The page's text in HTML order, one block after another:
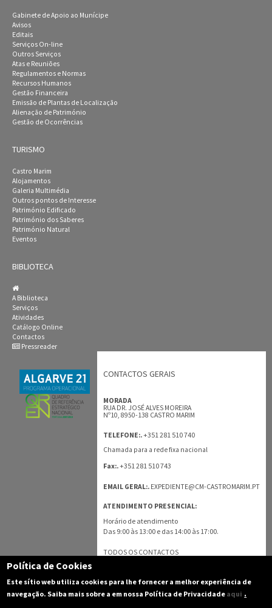
Gabinete de Apoio ao Munícipe
Avisos
Editais
Serviços On-line
Outros Serviços
Atas e Reuniões
Regulamentos e Normas
Recursos Humanos
Gestão Financeira
Emissão de Plantas de Localização
Alienação de Património
Gestão de Ocorrências
TURISMO
Castro Marim
Alojamentos
Galeria Multimédia
Outros pontos de Interesse
Património Edificado
Património dos Saberes
Património Natural
Eventos
BIBLIOTECA
A Biblioteca
Serviços
Atividades
Catálogo Online
Contactos
Pressreader
CONTACTOS GERAIS
MORADA
RUA DR. JOSÉ ALVES MOREIRA
Nº10, 8950-138 CASTRO MARIM
TELEFONE:.+351 281 510 740
Chamada para a rede fixa nacional
Fax:.+351 281 510 743
EMAIL GERAL:. EXPEDIENTE@CM-CASTROMARIM.PT
ATENDIMENTO PRESENCIAL:
Horário de atendimento
Das 9:00 às 13:00 e das 14:00 às 17:00.
TODOS OS CONTACTOS
Política de Cookies
Este sítio web utiliza cookies para lhe fornecer a melhor experiência de
navegação. Saiba mais sobre a em nossa Política de Privacidade aqui .